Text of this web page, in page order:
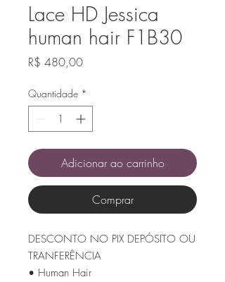
Lace HD Jessica
human hair F1B30
R$ 480,00Preço
Quantidade *
Adicionar ao carrinho
Comprar
DESCONTO NO PIX DEPÓSITO OU
TRANFERÊNCIA
• Human Hair